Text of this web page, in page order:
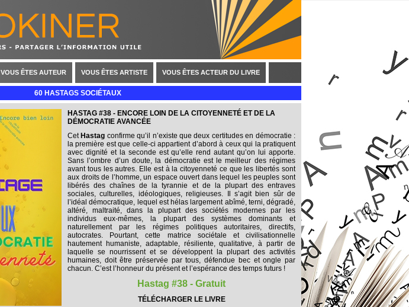
VOUS ÊTES AUTEUR VOUS ÊTES ARTISTE VOUS ÊTES ACTEUR DU LIVRE
60 HASTAGS SOCIÉTAUX
HASTAG #38 - ENCORE LOIN DE LA CITOYENNETÉ ET DE LA
DÉMOCRATIE AVANCÉE
Cet Hastag confirme qu’il n’existe que deux certitudes en démocratie :
la première est que celle-ci appartient d’abord à ceux qui la pratiquent
avec dignité et la seconde est qu’elle rend autant qu’on lui apporte.
Sans l’ombre d’un doute, la démocratie est le meilleur des régimes
avant tous les autres. Elle est à la citoyenneté ce que les libertés sont
aux droits de l’homme, un espace ouvert dans lequel les peuples sont
libérés des chaînes de la tyrannie et de la plupart des entraves
sociales, culturelles, idéologiques, religieuses. Il s’agit bien sûr de
l’idéal démocratique, lequel est hélas largement abîmé, terni, dégradé,
altéré, maltraité, dans la plupart des sociétés modernes par les
individus eux-mêmes, la plupart des systèmes dominants et
naturellement par les régimes politiques autoritaires, directifs,
autocrates. Pourtant, cette matrice sociétale et civilisationnelle
hautement humaniste, adaptable, résiliente, qualitative, à partir de
laquelle se nourrissent et se développent la plupart des activités
humaines, doit être préservée par tous, défendue bec et ongle par
chacun. C’est l’honneur du présent et l’espérance des temps futurs !
Hastag #38 - Gratuit
TÉLÉCHARGER LE LIVRE